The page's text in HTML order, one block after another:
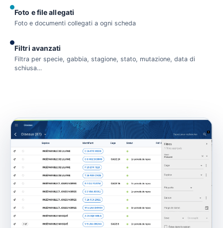
Foto e file allegati
Foto e documenti collegati a ogni scheda
Filtri avanzati
Filtra per specie, gabbia, stagione, stato, mutazione, data di
schiusa…